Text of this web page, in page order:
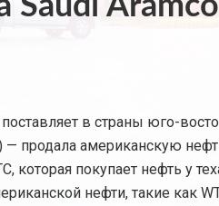
в страны юго-
— продала американскую
которая покупает нефть у
нефти, такие как